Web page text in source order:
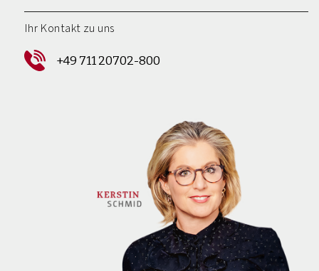
Ihr Kontakt zu uns
+49 711 20702-800